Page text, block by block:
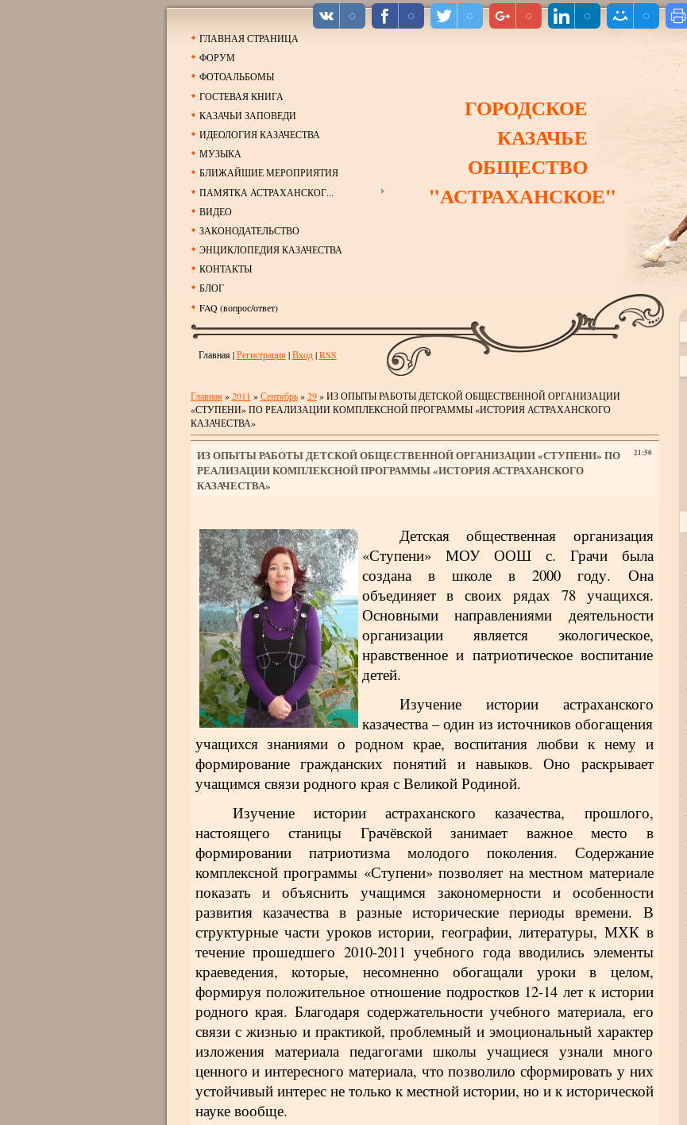
ГЛАВНАЯ СТРАНИЦА
ФОРУМ
ФОТОАЛЬБОМЫ
ГОСТЕВАЯ КНИГА
КАЗАЧЬИ ЗАПОВЕДИ
ИДЕОЛОГИЯ КАЗАЧЕСТВА
МУЗЫКА
БЛИЖАЙШИЕ МЕРОПРИЯТИЯ
ПАМЯТКА АСТРАХАНСКОГ...
ВИДЕО
ЗАКОНОДАТЕЛЬСТВО
ЭНЦИКЛОПЕДИЯ КАЗАЧЕСТВА
КОНТАКТЫ
БЛОГ
FAQ (вопрос/ответ)
ГОРОДСКОЕ
КАЗАЧЬЕ
ОБЩЕСТВО
"АСТРАХАНСКОЕ"
Главная|Регистрация |Вход|RSS
Главная »2011 » Сентябрь » 29» ИЗ ОПЫТЫ РАБОТЫ ДЕТСКОЙ ОБЩЕСТВЕННОЙ ОРГАНИЗАЦИИ
«СТУПЕНИ» ПО РЕАЛИЗАЦИИ КОМПЛЕКСНОЙ ПРОГРАММЫ «ИСТОРИЯ АСТРАХАНСКОГО
КАЗАЧЕСТВА»
21:50
ИЗ ОПЫТЫ РАБОТЫ ДЕТСКОЙ ОБЩЕСТВЕННОЙ ОРГАНИЗАЦИИ «СТУПЕНИ» ПО
РЕАЛИЗАЦИИ КОМПЛЕКСНОЙ ПРОГРАММЫ «ИСТОРИЯ АСТРАХАНСКОГО
КАЗАЧЕСТВА»
Детская общественная организация
«Ступени» МОУ ООШ с. Грачи была
создана в школе в 2000 году. Она
объединяет в своих рядах 78 учащихся.
Основными направлениями деятельности
организации является экологическое,
нравственное и патриотическое воспитание
детей.
Изучение истории астраханского
казачества – один из источников обогащения
учащихся знаниями о родном крае, воспитания любви к нему и
формирование гражданских понятий и навыков. Оно раскрывает
учащимся связи родного края с Великой Родиной.
Изучение истории астраханского казачества, прошлого,
настоящего станицы Грачёвской занимает важное место в
формировании патриотизма молодого поколения. Содержание
комплексной программы «Ступени» позволяет на местном материале
показать и объяснить учащимся закономерности и особенности
развития казачества в разные исторические периоды времени. В
структурные части уроков истории, географии, литературы, МХК в
течение прошедшего 2010-2011 учебного года вводились элементы
краеведения, которые, несомненно обогащали уроки в целом,
формируя положительное отношение подростков 12-14 лет к истории
родного края. Благодаря содержательности учебного материала, его
связи с жизнью и практикой, проблемный и эмоциональный характер
изложения материала педагогами школы учащиеся узнали много
ценного и интересного материала, что позволило сформировать у них
устойчивый интерес не только к местной истории, но и к исторической
науке вообще.